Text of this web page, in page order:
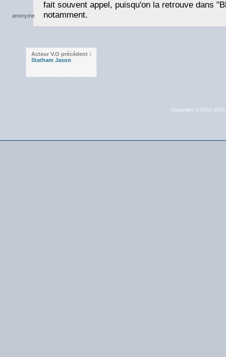
fait souvent appel, puisqu'on la retrouve dans
notamment.
Acteur V.O précédent :
Statham Jason
Copyright © 2011-